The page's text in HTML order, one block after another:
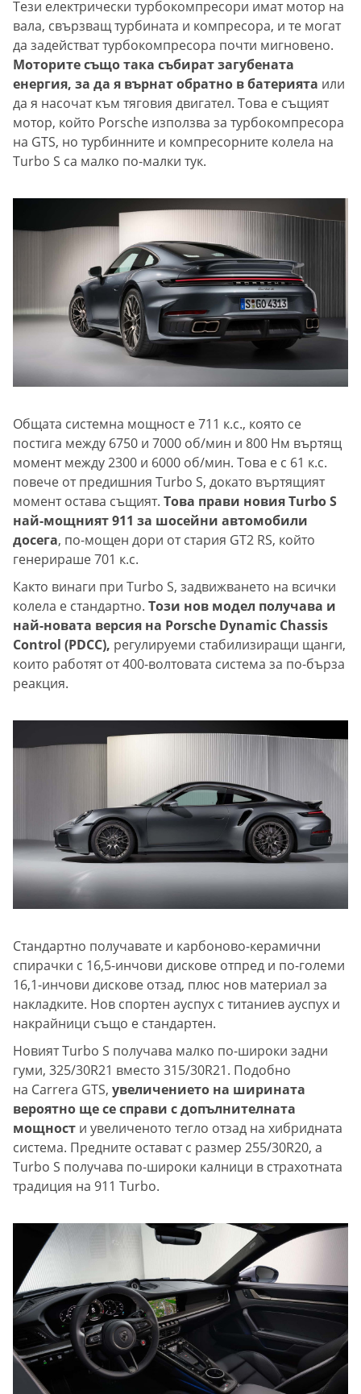
Тези електрически турбокомпресори имат мотор на
вала, свързващ турбината и компресора, и те могат
да задействат турбокомпресора почти мигновено.
Моторите също така събират загубената
енергия, за да я върнат обратно в батерията или
да я насочат към тяговия двигател. Това е същият
мотор, който Porsche използва за турбокомпресора
на GTS, но турбинните и компресорните колела на
Turbo S са малко по-малки тук.
Общата системна мощност е 711 к.с., която се
постига между 6750 и 7000 об/мин и 800 Нм въртящ
момент между 2300 и 6000 об/мин. Това е с 61 к.с.
повече от предишния Turbo S, докато въртящият
момент остава същият. Това прави новия Turbo S
най-мощният 911 за шосейни автомобили
досега, по-мощен дори от стария GT2 RS, който
генерираше 701 к.с.
Както винаги при Turbo S, задвижването на всички
колела е стандартно. Този нов модел получава и
най-новата версия на Porsche Dynamic Chassis
Control (PDCC), регулируеми стабилизиращи щанги,
които работят от 400-волтовата система за по-бърза
реакция.
Стандартно получавате и карбоново-керамични
спирачки с 16,5-инчови дискове отпред и по-големи
16,1-инчови дискове отзад, плюс нов материал за
накладките. Нов спортен ауспух с титаниев ауспух и
накрайници също е стандартен.
Новият Turbo S получава малко по-широки задни
гуми, 325/30R21 вместо 315/30R21. Подобно
на Carrera GTS, увеличението на ширината
вероятно ще се справи с допълнителната
мощност и увеличеното тегло отзад на хибридната
система. Предните остават с размер 255/30R20, а
Turbo S получава по-широки калници в страхотната
традиция на 911 Turbo.